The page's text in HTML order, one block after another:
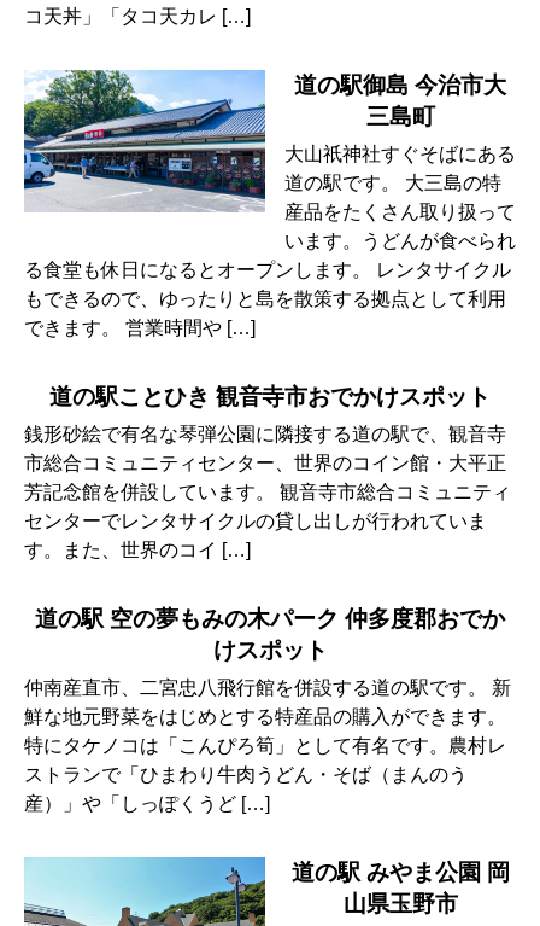
コ天丼」「タコ天カレ […]
道の駅御島 今治市大
三島町
大山祇神社すぐそばにある
道の駅です。 大三島の特
産品をたくさん取り扱って
います。うどんが食べられ
る食堂も休日になるとオープンします。 レンタサイクル
もできるので、ゆったりと島を散策する拠点として利用
できます。 営業時間や […]
道の駅ことひき 観音寺市おでかけスポット
銭形砂絵で有名な琴弾公園に隣接する道の駅で、観音寺
市総合コミュニティセンター、世界のコイン館・大平正
芳記念館を併設しています。 観音寺市総合コミュニティ
センターでレンタサイクルの貸し出しが行われていま
す。また、世界のコイ […]
道の駅 空の夢もみの木パーク 仲多度郡おでか
けスポット
仲南産直市、二宮忠八飛行館を併設する道の駅です。 新
鮮な地元野菜をはじめとする特産品の購入ができます。
特にタケノコは「こんぴろ筍」として有名です。農村レ
ストランで「ひまわり牛肉うどん・そば（まんのう
産）」や「しっぽくうど […]
道の駅 みやま公園 岡
山県玉野市